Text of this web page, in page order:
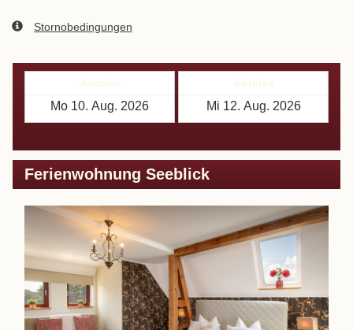
Stornobedingungen
Ferienwohnung Seeblick